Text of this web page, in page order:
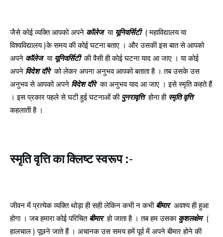
जैसे कोई व्यक्ति आपको अपने कॉलेजया यूनिवर्सिटी( महाविद्यालय या
विश्वविद्यालय )के समय की कोई घटना बताए । और उसकी इस बात से आपको
अपने कॉलेज या यूनिवर्सिटीकी वैसी ही कोई घटना याद आ जाए । या कोई
अपने विदेश दौरेको लेकर अपना अनुभव आपको बताता है । तब उसके उस
अनुभव से आपको अपने विदेश दौरे का अनुभव याद आ जाए । इसे स्मृति कहते हैं
। इस प्रकार पहले से घटी हुई घटनाओं की पुनरावृत्तिहोना ही स्मृति वृत्ति
कहलाती है ।
स्मृतिवृत्तिकाक्लिष्टस्वरूप:-
जीवन में प्रत्येक व्यक्ति थोड़ा ही सही लेकिन कभी न कभी बीमारअवश्य ही हुआ
होगा । जब हमारा कोई परिचित बीमारहो जाता है । तब हम उसका कुशलक्षेम(
हालचाल ) पूछने जाते हैं । अचानक उस समय हमें पूर्व में अपने बीमार होने की